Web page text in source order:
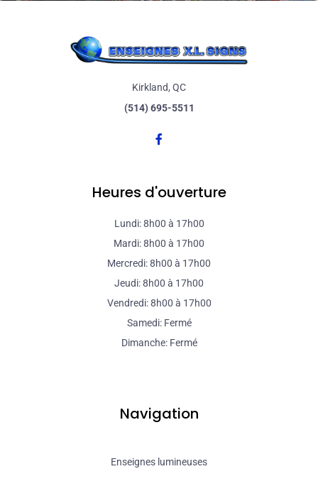
Kirkland, QC
(514) 695-5511
Heures d'ouverture
Lundi: 8h00 à 17h00
Mardi: 8h00 à 17h00
Mercredi: 8h00 à 17h00
Jeudi: 8h00 à 17h00
Vendredi: 8h00 à 17h00
Samedi: Fermé
Dimanche: Fermé
Navigation
Enseignes lumineuses